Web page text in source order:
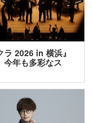
ラ 2026 in 横浜』
年も多彩なス